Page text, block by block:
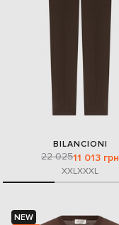
BILANCIONI
22 02511 013 грн
XXLXXXL
NEW